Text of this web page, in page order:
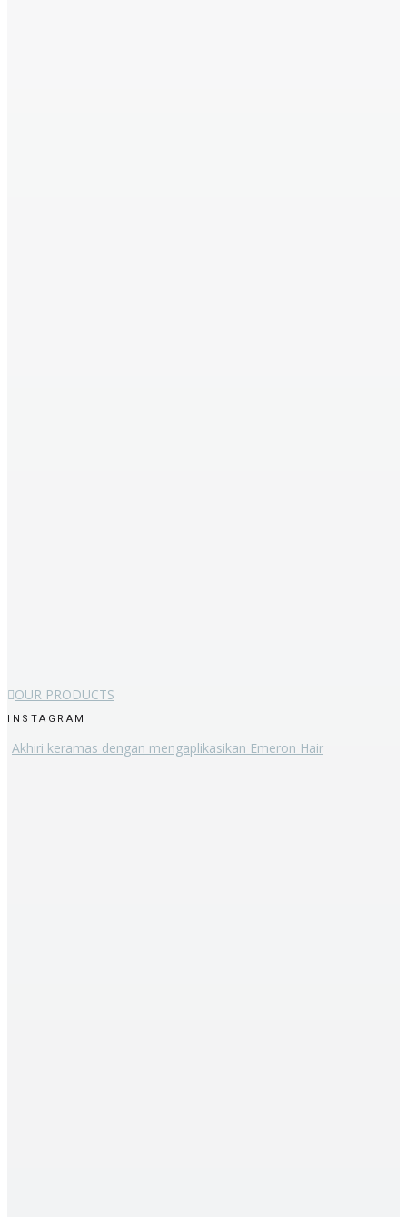
OUR PRODUCTS
INSTAGRAM
Akhiri keramas dengan mengaplikasikan Emeron Hair